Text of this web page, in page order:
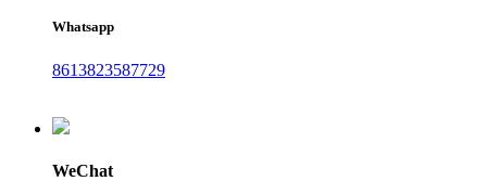
Whatsapp
8613823587729
WeChat